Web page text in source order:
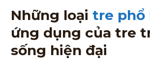
Những loạitre phổ
ứng dụng của tre
sống hiện đại